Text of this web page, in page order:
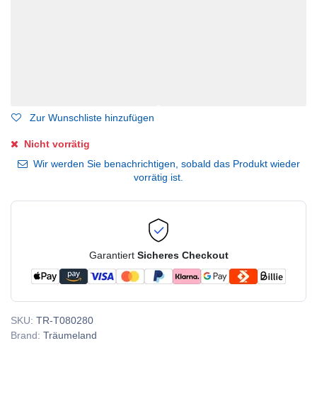
Zur Wunschliste hinzufügen
Nicht vorrätig
Wir werden Sie benachrichtigen, sobald das Produkt wieder
vorrätig ist.
Garantiert Sicheres Checkout
SKU: TR-T080280
Brand: Träumeland